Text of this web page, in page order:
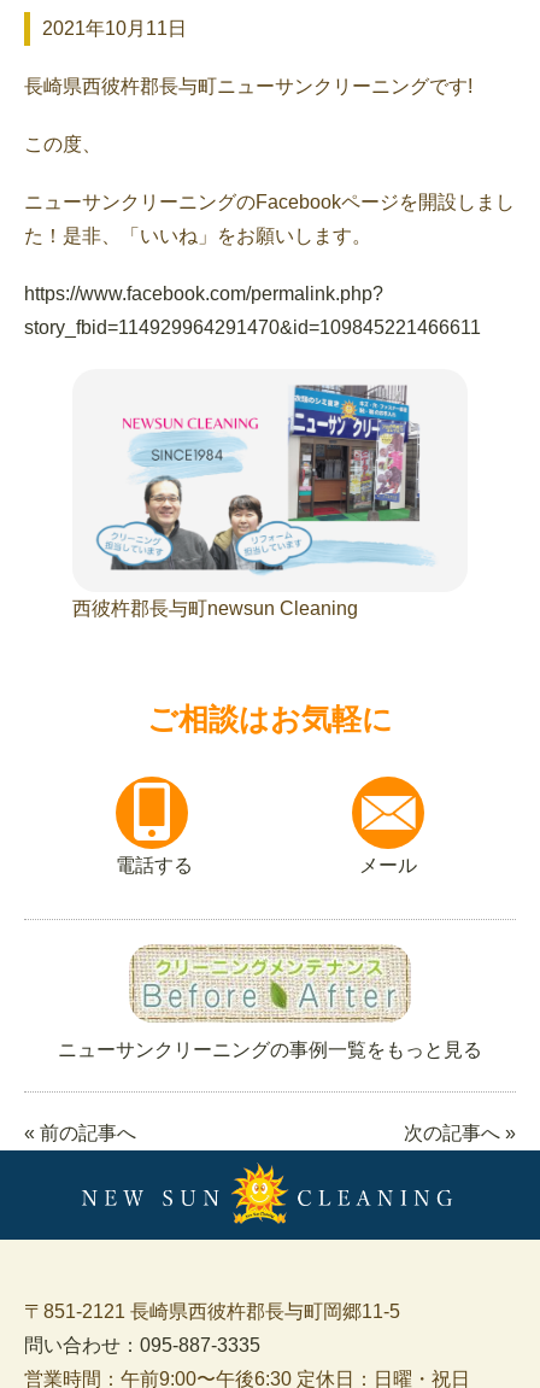
2021年10月11日
長崎県西彼杵郡長与町ニューサンクリーニングです!
この度、
ニューサンクリーニングのFacebookページを開設しまし
た！是非、「いいね」をお願いします。
https://www.facebook.com/permalink.php?
story_fbid=114929964291470&id=109845221466611
西彼杵郡長与町newsun Cleaning
ご相談はお気軽に
電話する メール
ニューサンクリーニングの事例一覧をもっと見る
« 前の記事へ 次の記事へ »
〒851-2121 長崎県西彼杵郡長与町岡郷11-5
問い合わせ：095-887-3335
営業時間：午前9:00〜午後6:30 定休日：日曜・祝日